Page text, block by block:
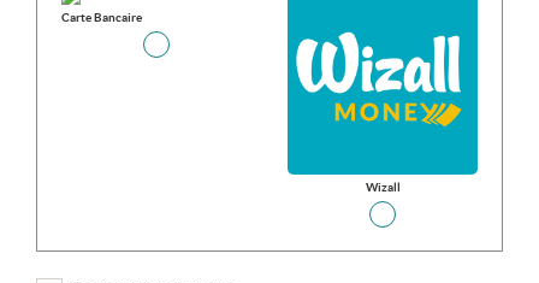
Carte Bancaire
Wizall